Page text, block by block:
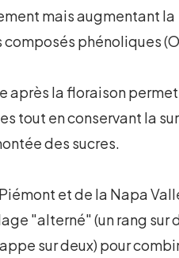
mais augmentant la
phénoliques
après la floraison permet
tout en conservant la
des sucres.
et de la Napa
"alterné" (un rang sur
sur deux) pour